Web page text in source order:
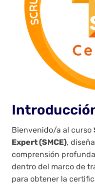
Bienvenido/a al curso
Expert (SMCE),
comprensión
dentro del marco de
para obtener la